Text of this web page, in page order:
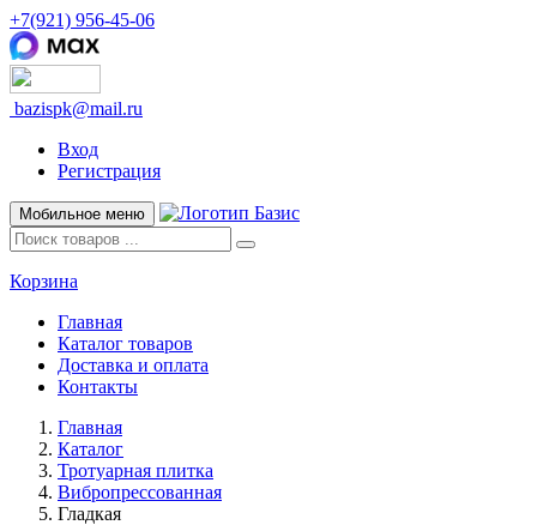
+7(921) 956-45-06
bazispk@mail.ru
Вход
Регистрация
Мобильное меню
Корзина
Главная
Каталог товаров
Доставка и оплата
Контакты
Главная
Каталог
Тротуарная плитка
Вибропрессованная
Гладкая